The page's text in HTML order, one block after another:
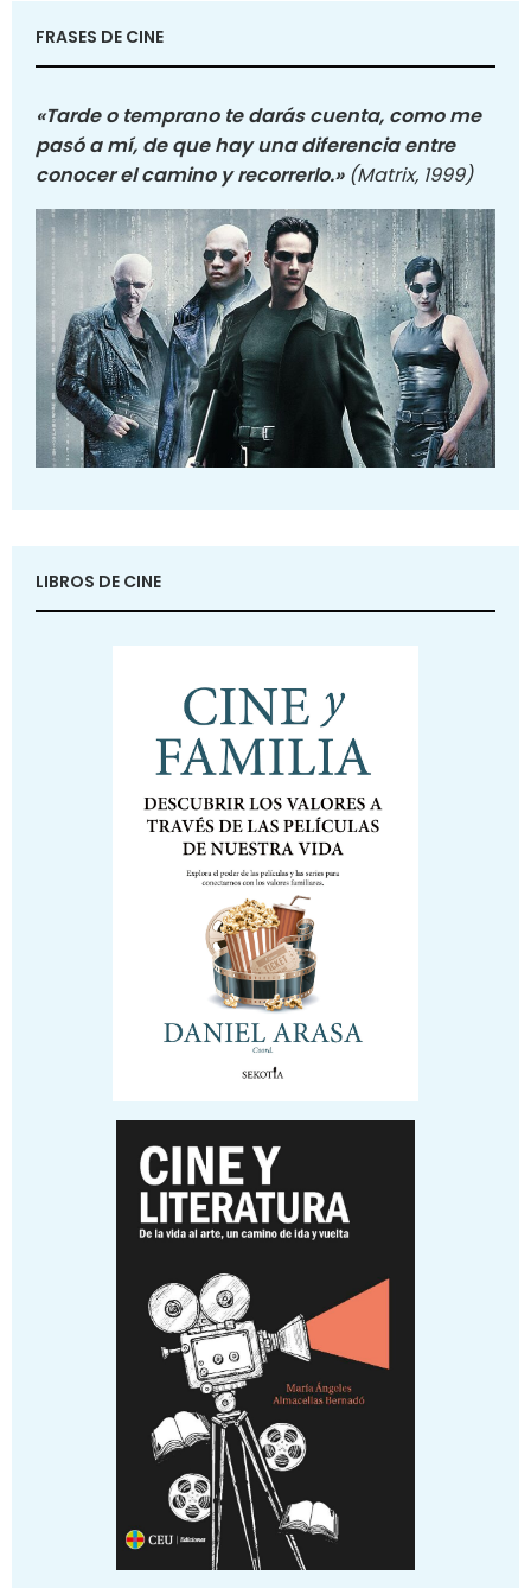
FRASES DE CINE
«Tarde o temprano te darás cuenta, como me
pasó a mí, de que hay una diferencia entre
conocer el camino y recorrerlo.» (Matrix, 1999)
LIBROS DE CINE